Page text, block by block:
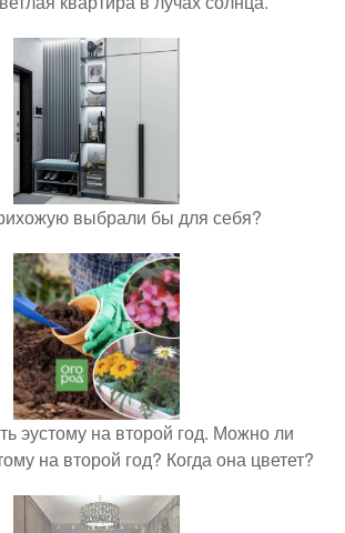
выбрали бы для себя?
эустому на второй год. Можно ли
на второй год? Когда она цветет?